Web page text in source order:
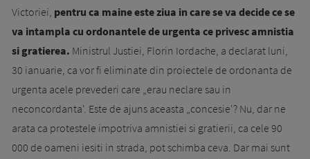
Victoriei, pentru ca maine este ziua in care se va decide ce se
va intampla cu ordonantele de urgenta ce privesc amnistia
si gratierea. Ministrul Justiei, Florin Iordache, a declarat luni,
30 ianuarie, ca vor fi eliminate din proiectele de ordonanta de
urgenta acele prevederi care „erau neclare sau in
neconcordanta'. Este de ajuns aceasta „concesie'? Nu, dar ne
arata ca protestele impotriva amnistiei si gratierii, ca cele 90
000 de oameni iesiti in strada, pot schimba ceva. Dar mai sunt